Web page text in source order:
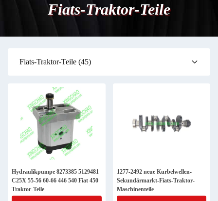
Fiats-Traktor-Teile
Fiats-Traktor-Teile (45)
Hydraulikpumpe 8273385 5129481
C25X 55-56 60-66 446 540 Fiat 450
Traktor-Teile
1277-2492 neue Kurbelwellen-
Sekundärmarkt-Fiats-Traktor-
Maschinenteile